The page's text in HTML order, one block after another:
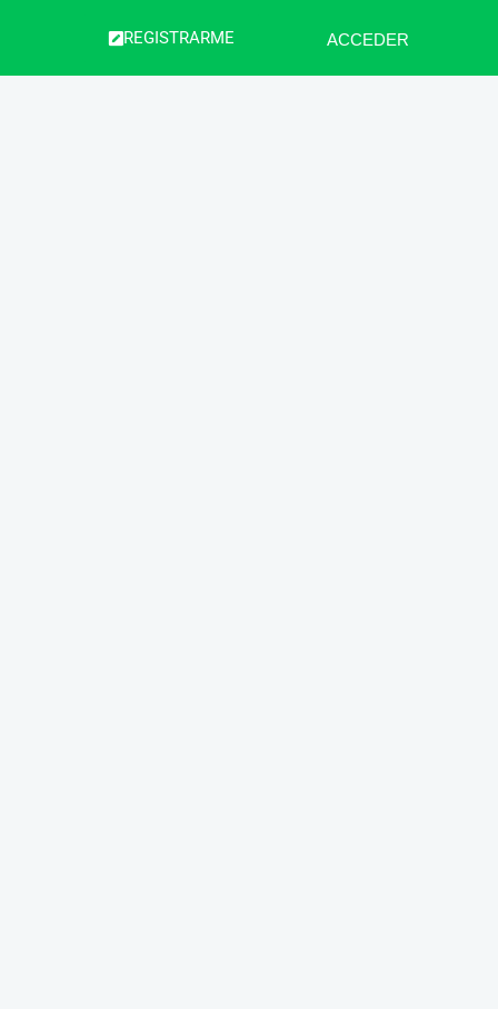
REGISTRARME ACCEDER